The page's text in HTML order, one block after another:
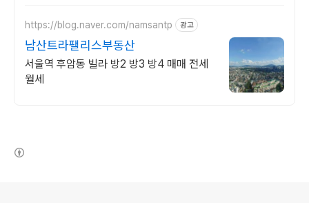
https://blog.naver.com/namsantp 광고
남산트라팰리스부동산
서울역 후암동 빌라 방2 방3 방4 매매 전세
월세